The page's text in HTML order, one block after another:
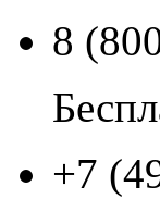
8
+7